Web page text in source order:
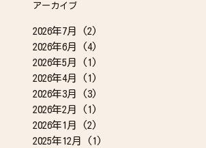
アーカイブ
2026年7月
(2)
2026年6月
(4)
2026年5月
(1)
2026年4月
(1)
2026年3月
(3)
2026年2月
(1)
2026年1月
(2)
2025年12月
(1)